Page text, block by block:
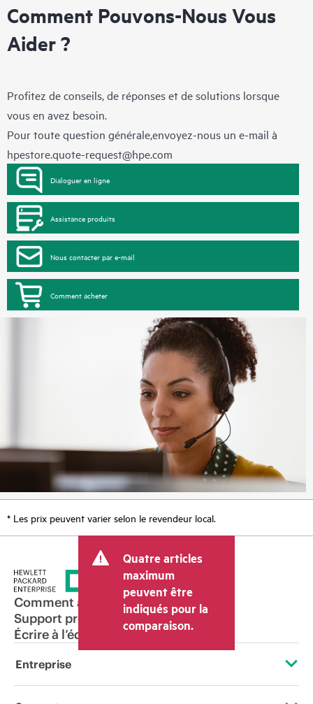
Comment Pouvons-Nous Vous
Aider ?
Profitez de conseils, de réponses et de solutions lorsque
vous en avez besoin.
Pour toute question générale,envoyez-nous un e-mail à
hpestore.quote-request@hpe.com
Dialoguer en ligne
Assistance produits
Nous contacter par e-mail
Comment acheter
* Les prix peuvent varier selon le revendeur local.
Quatre articles
maximum
peuvent être
indiqués pour la
comparaison.
Comment acheter
Support produit
Écrire à l’équipe commerciale
Entreprise
À propos de HPE